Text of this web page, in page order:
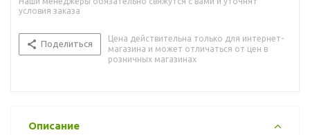
условия заказа
Поделиться
Цена действительна только для интернет-
магазина и может отличаться от цен в
розничных магазинах
Описание